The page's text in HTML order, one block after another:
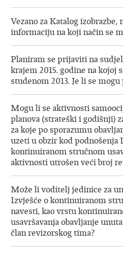
Vezano za Katalog izobrazbe,
informaciju na koji način se
Planiram se prijaviti na
krajem 2015. godine na kojoj
studenom 2013. Je li se
Mogu li se aktivnosti
planova (strateški i godišnji)
za koje po sporazumu
uzeti u obzir kod podnošenja
kontinuiranom stručnom
aktivnosti utrošen veći broj
Može li voditelj jedinice za
Izvješće o kontinuiranom
navesti, kao vrstu
usavršavanja obavljanje
član revizorskog tima?